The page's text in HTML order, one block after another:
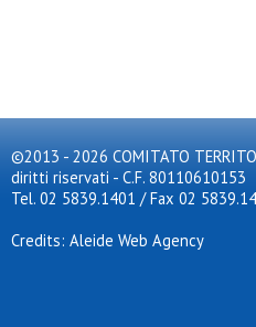
©2013 - 2026 COMITATO
diritti riservati - C.F. 80110610153
Tel. 02 5839.1401 / Fax 02
Credits: Aleide Web Agency